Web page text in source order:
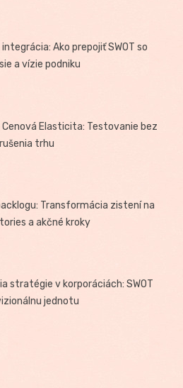
Ako prepojiť SWOT so
a vízie podniku
Elasticita: Testovanie bez
trhu
Transformácia zistení na
a akčné kroky
stratégie v korporáciách: SWOT
jednotu